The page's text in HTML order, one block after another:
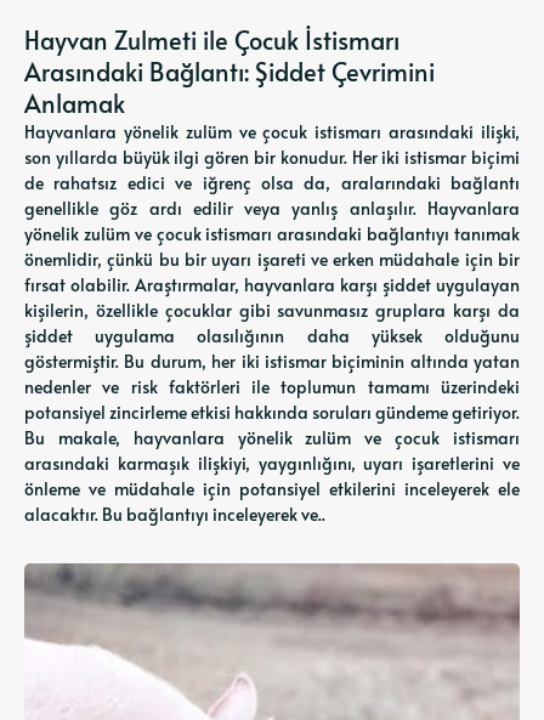
Hayvan Zulmeti ile Çocuk İstismarı
Arasındaki Bağlantı: Şiddet Çevrimini
Anlamak
Hayvanlara yönelik zulüm ve çocuk istismarı arasındaki ilişki,
son yıllarda büyük ilgi gören bir konudur. Her iki istismar biçimi
de rahatsız edici ve iğrenç olsa da, aralarındaki bağlantı
genellikle göz ardı edilir veya yanlış anlaşılır. Hayvanlara
yönelik zulüm ve çocuk istismarı arasındaki bağlantıyı tanımak
önemlidir, çünkü bu bir uyarı işareti ve erken müdahale için bir
fırsat olabilir. Araştırmalar, hayvanlara karşı şiddet uygulayan
kişilerin, özellikle çocuklar gibi savunmasız gruplara karşı da
şiddet uygulama olasılığının daha yüksek olduğunu
göstermiştir. Bu durum, her iki istismar biçiminin altında yatan
nedenler ve risk faktörleri ile toplumun tamamı üzerindeki
potansiyel zincirleme etkisi hakkında soruları gündeme getiriyor.
Bu makale, hayvanlara yönelik zulüm ve çocuk istismarı
arasındaki karmaşık ilişkiyi, yaygınlığını, uyarı işaretlerini ve
önleme ve müdahale için potansiyel etkilerini inceleyerek ele
alacaktır. Bu bağlantıyı inceleyerek ve..